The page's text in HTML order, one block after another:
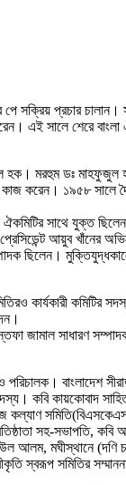
সক্রিয় প্রচার চালান।
এই সালে শেরে
হক। মরহুম ডঃ মাহফুজুল
করেন। ১৯৫৮ সালে
সাথে যুক্ত
আয়ুব খাঁনের
ছিলেন।
কার্যকারী কমিটির
জামাল সাধারণ
পরিচালক। বাংলাদেশ
কবি কায়কোবাদ
কল্যাণ
সহ-সভাপতি, কবি
আলম, মঘীস্থানে (দণি
স্বরূপ সমিতির